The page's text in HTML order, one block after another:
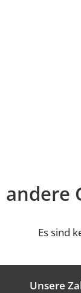
andere
Es sind
Unsere